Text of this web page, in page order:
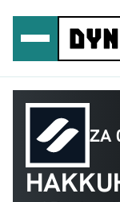
inhoud
ZA